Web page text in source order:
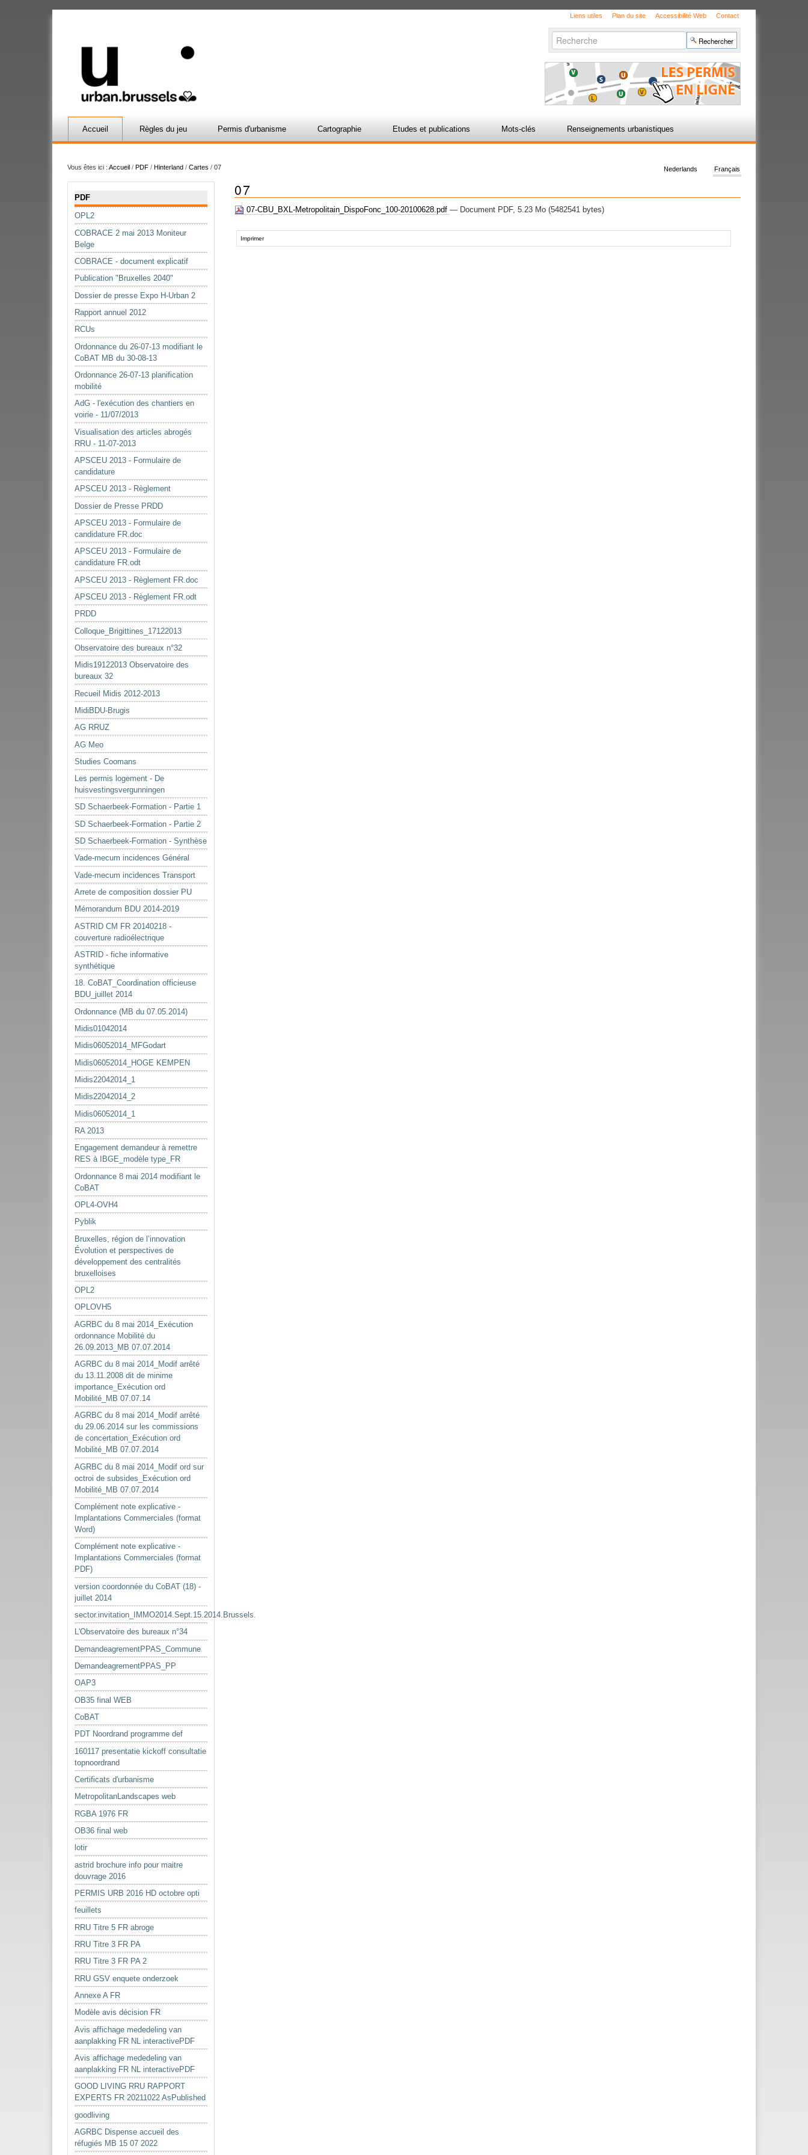
Liens utiles Plan du site Accessibilité Web Contact
Chercher par
avancée…
Accueil Règles du jeu Permis d'urbanisme Cartographie Etudes et publications Mots-clés Renseignements urbanistiques
Vous êtes ici : Accueil / PDF / Hinterland / Cartes / 07 Français
Nederlands
PDF
OPL2
COBRACE 2 mai 2013 Moniteur
Belge
COBRACE - document explicatif
Publication "Bruxelles 2040"
Dossier de presse Expo H-Urban 2
Rapport annuel 2012
RCUs
Ordonnance du 26-07-13 modifiant le
CoBAT MB du 30-08-13
Ordonnance 26-07-13 planification
mobilité
AdG - l'exécution des chantiers en
voirie - 11/07/2013
Visualisation des articles abrogés
RRU - 11-07-2013
APSCEU 2013 - Formulaire de
candidature
APSCEU 2013 - Règlement
Dossier de Presse PRDD
APSCEU 2013 - Formulaire de
candidature FR.doc
APSCEU 2013 - Formulaire de
candidature FR.odt
APSCEU 2013 - Règlement FR.doc
APSCEU 2013 - Règlement FR.odt
PRDD
Colloque_Brigittines_17122013
Observatoire des bureaux n°32
Midis19122013 Observatoire des
bureaux 32
Recueil Midis 2012-2013
MidiBDU-Brugis
AG RRUZ
AG Meo
Studies Coomans
Les permis logement - De
huisvestingsvergunningen
SD Schaerbeek-Formation - Partie 1
SD Schaerbeek-Formation - Partie 2
SD Schaerbeek-Formation - Synthèse
Vade-mecum incidences Général
Vade-mecum incidences Transport
Arrete de composition dossier PU
Mémorandum BDU 2014-2019
ASTRID CM FR 20140218 -
couverture radioélectrique
ASTRID - fiche informative
synthétique
18. CoBAT_Coordination officieuse
BDU_juillet 2014
Ordonnance (MB du 07.05.2014)
Midis01042014
Midis06052014_MFGodart
Midis06052014_HOGE KEMPEN
Midis22042014_1
Midis22042014_2
Midis06052014_1
RA 2013
Engagement demandeur à remettre
RES à IBGE_modèle type_FR
Ordonnance 8 mai 2014 modifiant le
CoBAT
OPL4-OVH4
Pyblik
Bruxelles, région de l’innovation
Évolution et perspectives de
développement des centralités
bruxelloises
OPL2
OPLOVH5
AGRBC du 8 mai 2014_Exécution
ordonnance Mobilité du
26.09.2013_MB 07.07.2014
AGRBC du 8 mai 2014_Modif arrêté
du 13.11.2008 dit de minime
importance_Exécution ord
Mobilité_MB 07.07.14
AGRBC du 8 mai 2014_Modif arrêté
du 29.06.2014 sur les commissions
de concertation_Exécution ord
Mobilité_MB 07.07.2014
AGRBC du 8 mai 2014_Modif ord sur
octroi de subsides_Exécution ord
Mobilité_MB 07.07.2014
Complément note explicative -
Implantations Commerciales (format
Word)
Complément note explicative -
Implantations Commerciales (format
PDF)
version coordonnée du CoBAT (18) -
juillet 2014
sector.invitation_IMMO2014.Sept.15.2014.Brussels.
L'Observatoire des bureaux n°34
DemandeagrementPPAS_Commune
DemandeagrementPPAS_PP
OAP3
OB35 final WEB
CoBAT
PDT Noordrand programme def
160117 presentatie kickoff consultatie
topnoordrand
Certificats d'urbanisme
MetropolitanLandscapes web
RGBA 1976 FR
OB36 final web
lotir
astrid brochure info pour maitre
douvrage 2016
PERMIS URB 2016 HD octobre opti
feuillets
RRU Titre 5 FR abroge
RRU Titre 3 FR PA
RRU Titre 3 FR PA 2
RRU GSV enquete onderzoek
Annexe A FR
Modèle avis décision FR
Avis affichage mededeling van
aanplakking FR NL interactivePDF
Avis affichage mededeling van
aanplakking FR NL interactivePDF
GOOD LIVING RRU RAPPORT
EXPERTS FR 20211022 AsPublished
goodliving
AGRBC Dispense accueil des
réfugiés MB 15 07 2022
07
07-CBU_BXL-Metropolitain_DispoFonc_100-20100628.pdf— Document PDF, 5.23 Mo (5482541 bytes)
surImprimer